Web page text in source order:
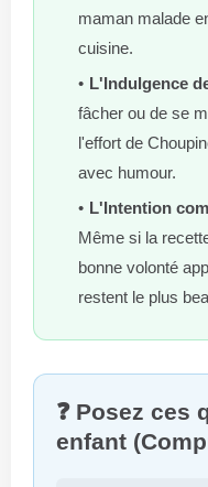
maman malade
cuisine.
L'Indulgence
fâcher ou de se
l'effort de
avec humour.
L'Intention
Même si la
bonne volonté
restent le plus
❓ Posez ces
enfant